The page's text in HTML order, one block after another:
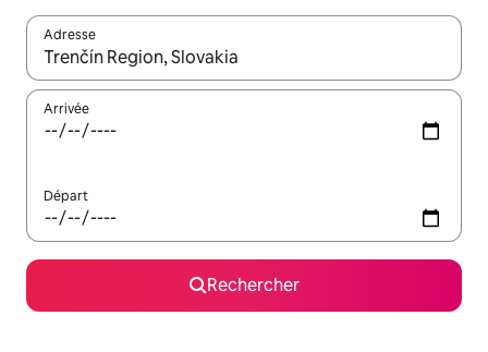
Adresse
Lorsque les résultats s'affichent, utilisez les flèches vers le
Arrivée
Départ
Rechercher